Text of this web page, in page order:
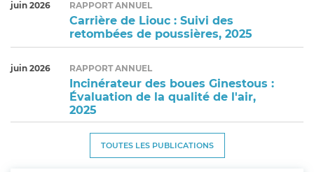
juin 2026 RAPPORT ANNUEL
Carrière de Liouc : Suivi des
retombées de poussières, 2025
juin 2026 RAPPORT ANNUEL
Incinérateur des boues Ginestous :
Évaluation de la qualité de l'air,
2025
TOUTES LES PUBLICATIONS